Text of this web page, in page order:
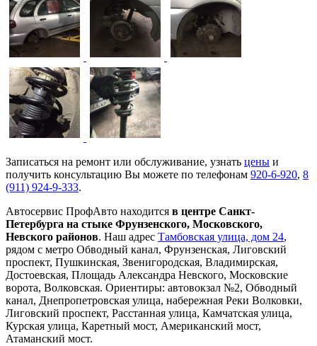
Записаться на ремонт или обслуживание, узнать цены и
получить консультацию Вы можете по телефонам 920-6-920, 8
(911) 924-9-333.
Автосервис ПрофАвто находится в центре Санкт-
Петербурга на стыке Фрунзенского, Московского,
Невского районов. Наш адрес Тамбовская улица, дом 24,
рядом с метро Обводный канал, Фрунзенская, Лиговский
проспект, Пушкинская, Звенигородская, Владимирская,
Достоевская, Площадь Александра Невского, Московские
ворота, Волковская. Ориентиры: автовокзал №2, Обводный
канал, Днепропетровская улица, набережная Реки Волковки,
Лиговский проспект, Расстанная улица, Камчатская улица,
Курская улица, Каретный мост, Американский мост,
Атаманский мост.